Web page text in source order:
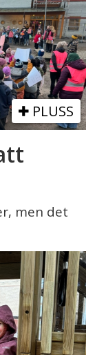
PLUSS
men det